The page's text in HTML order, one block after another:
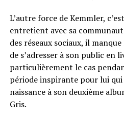
L’autre force de Kemmler,
entretient avec sa
des réseaux sociaux, il
de s’adresser à son public en
particulièrement le cas
période inspirante pour lui qui
naissance à son deuxième
Gris.